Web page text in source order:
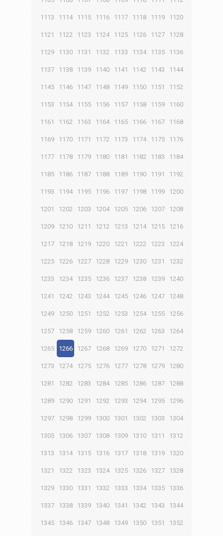
1113 1114 1115 1116 1117 1118 1119 1120
1121 1122 1123 1124 1125 1126 1127 1128
1129 1130 1131 1132 1133 1134 1135 1136
1137 1138 1139 1140 1141 1142 1143 1144
1145 1146 1147 1148 1149 1150 1151 1152
1153 1154 1155 1156 1157 1158 1159 1160
1161 1162 1163 1164 1165 1166 1167 1168
1169 1170 1171 1172 1173 1174 1175 1176
1177 1178 1179 1180 1181 1182 1183 1184
1185 1186 1187 1188 1189 1190 1191 1192
1193 1194 1195 1196 1197 1198 1199 1200
1201 1202 1203 1204 1205 1206 1207 1208
1209 1210 1211 1212 1213 1214 1215 1216
1217 1218 1219 1220 1221 1222 1223 1224
1225 1226 1227 1228 1229 1230 1231 1232
1233 1234 1235 1236 1237 1238 1239 1240
1241 1242 1243 1244 1245 1246 1247 1248
1249 1250 1251 1252 1253 1254 1255 1256
1257 1258 1259 1260 1261 1262 1263 1264
1265 1266 1267 1268 1269 1270 1271 1272
1273 1274 1275 1276 1277 1278 1279 1280
1281 1282 1283 1284 1285 1286 1287 1288
1289 1290 1291 1292 1293 1294 1295 1296
1297 1298 1299 1300 1301 1302 1303 1304
1305 1306 1307 1308 1309 1310 1311 1312
1313 1314 1315 1316 1317 1318 1319 1320
1321 1322 1323 1324 1325 1326 1327 1328
1329 1330 1331 1332 1333 1334 1335 1336
1337 1338 1339 1340 1341 1342 1343 1344
1345 1346 1347 1348 1349 1350 1351 1352